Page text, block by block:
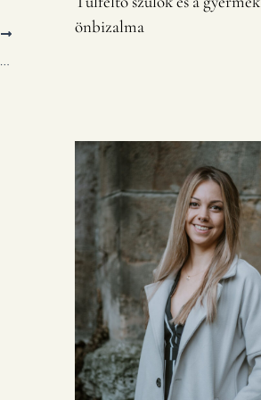
Szülőként a gyermek terápiájában – mit tehetek érte?
önbizalma